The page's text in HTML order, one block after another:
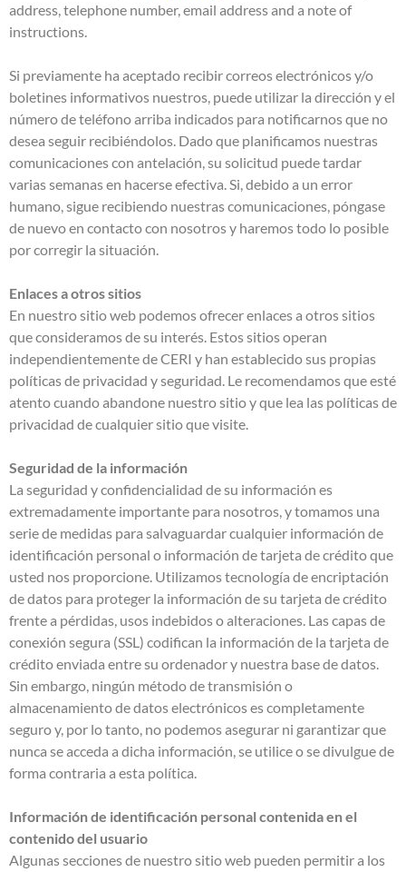
address, telephone number, email address and a note of
instructions.
Si previamente ha aceptado recibir correos electrónicos y/o
boletines informativos nuestros, puede utilizar la dirección y el
número de teléfono arriba indicados para notificarnos que no
desea seguir recibiéndolos. Dado que planificamos nuestras
comunicaciones con antelación, su solicitud puede tardar
varias semanas en hacerse efectiva. Si, debido a un error
humano, sigue recibiendo nuestras comunicaciones, póngase
de nuevo en contacto con nosotros y haremos todo lo posible
por corregir la situación.
Enlaces a otros sitios
En nuestro sitio web podemos ofrecer enlaces a otros sitios
que consideramos de su interés. Estos sitios operan
independientemente de CERI y han establecido sus propias
políticas de privacidad y seguridad. Le recomendamos que esté
atento cuando abandone nuestro sitio y que lea las políticas de
privacidad de cualquier sitio que visite.
Seguridad de la información
La seguridad y confidencialidad de su información es
extremadamente importante para nosotros, y tomamos una
serie de medidas para salvaguardar cualquier información de
identificación personal o información de tarjeta de crédito que
usted nos proporcione. Utilizamos tecnología de encriptación
de datos para proteger la información de su tarjeta de crédito
frente a pérdidas, usos indebidos o alteraciones. Las capas de
conexión segura (SSL) codifican la información de la tarjeta de
crédito enviada entre su ordenador y nuestra base de datos.
Sin embargo, ningún método de transmisión o
almacenamiento de datos electrónicos es completamente
seguro y, por lo tanto, no podemos asegurar ni garantizar que
nunca se acceda a dicha información, se utilice o se divulgue de
forma contraria a esta política.
Información de identificación personal contenida en el
contenido del usuario
Algunas secciones de nuestro sitio web pueden permitir a los